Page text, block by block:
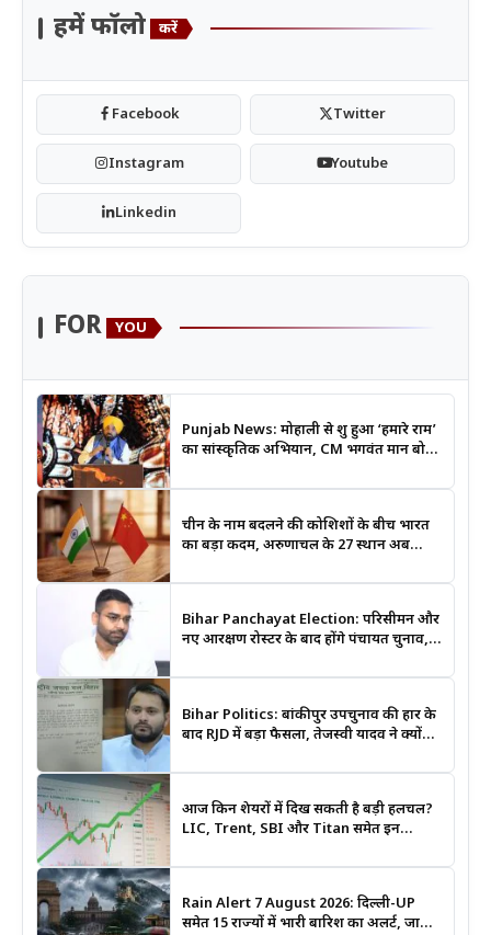
हमें फॉलो करें
Facebook Twitter
Instagram Youtube
Linkedin
FOR YOU
Punjab News: मोहाली से शुरू हुआ ‘हमारे राम’
का सांस्कृतिक अभियान, CM भगवंत मान बोले-
चीन के नाम बदलने की कोशिशों के बीच भारत
का बड़ा कदम, अरुणाचल के 27 स्थान अब
Bihar Panchayat Election: परिसीमन और
नए आरक्षण रोस्टर के बाद होंगे पंचायत चुनाव,
Bihar Politics: बांकीपुर उपचुनाव की हार के
बाद RJD में बड़ा फैसला, तेजस्वी यादव ने क्यों
आज किन शेयरों में दिख सकती है बड़ी हलचल?
LIC, Trent, SBI और Titan समेत इन
Rain Alert 7 August 2026: दिल्ली-UP
समेत 15 राज्यों में भारी बारिश का अलर्ट, जानिए